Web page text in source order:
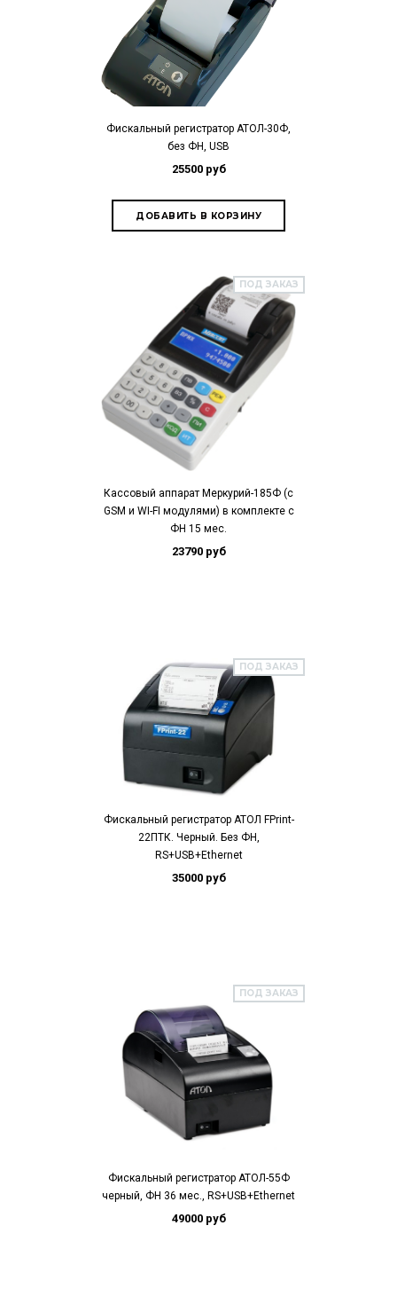
Фискальный регистратор АТОЛ-30Ф,
без ФН, USB
25500 руб
ПОД ЗАКАЗ
Кассовый аппарат Меркурий-185Ф (с
GSM и WI-FI модулями) в комплекте с
ФН 15 мес.
23790 руб
ПОД ЗАКАЗ
Фискальный регистратор АТОЛ FPrint-
22ПТК. Черный. Без ФН,
RS+USB+Ethernet
35000 руб
ПОД ЗАКАЗ
Фискальный регистратор АТОЛ-55Ф
черный, ФН 36 мес., RS+USB+Ethernet
49000 руб